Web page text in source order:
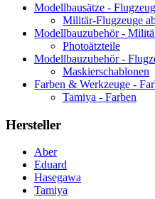
Modellbausätze -
Militär-Flugzeuge
Modellbauzubehör -
Photoätzteile
Modellbauzubehör -
Maskierschablonen
Farben & Werkzeuge -
Tamiya - Farben
Hersteller
Aber
Eduard
Hasegawa
Tamiya